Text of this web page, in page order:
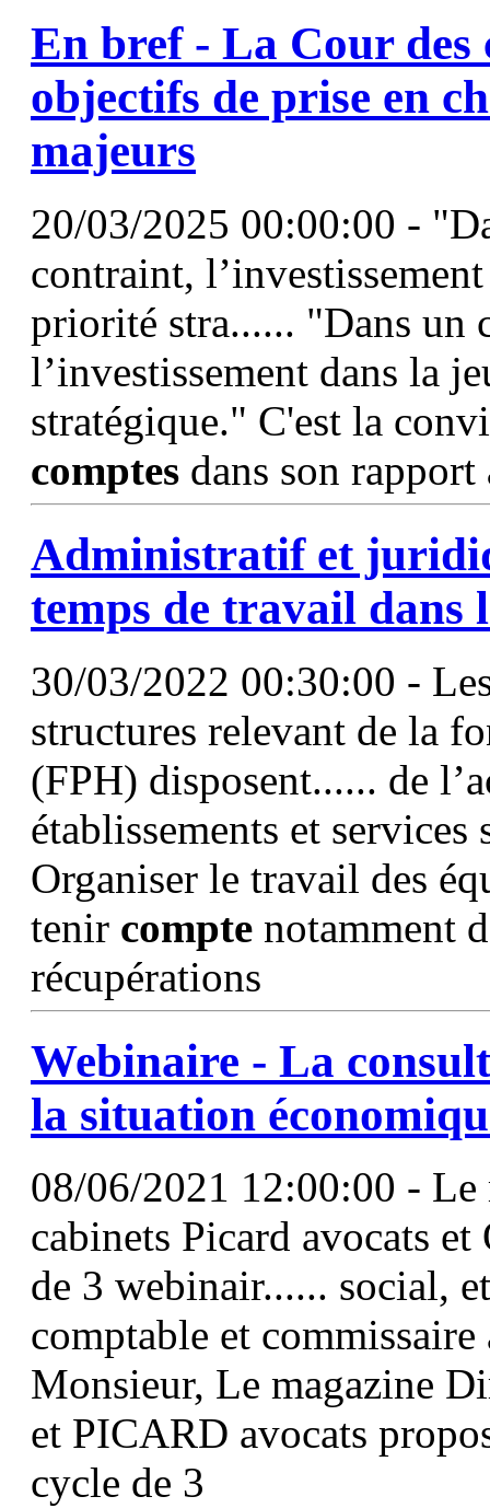
En bref - La Cour des
objectifs de prise en
majeurs
20/03/2025 00:00:00 -
contraint,
priorité stra...... "Dans un
l’investissement dans la
stratégique." C'est la
comptes dans son rapport
Administratif et
temps de travail dans
30/03/2022 00:30:00 -
structures relevant de la
(FPH) disposent...... de
établissements et
Organiser le travail des
tenir compte notamment
récupérations
Webinaire - La
la situation
08/06/2021 12:00:00 -
cabinets Picard avocats
de 3 webinair...... social,
comptable et
Monsieur, Le magazine
et PICARD avocats
cycle de 3